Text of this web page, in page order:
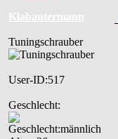
Klabautermann
Tuningschrauber
User-ID:517
Geschlecht: